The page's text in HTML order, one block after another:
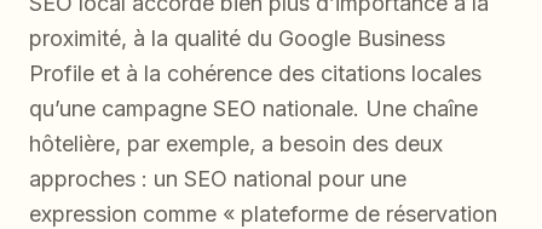
proximité, à la qualité du Google Business
Profile et à la cohérence des citations locales
qu’une campagne SEO nationale. Une chaîne
hôtelière, par exemple, a besoin des deux
approches : un SEO national pour une
expression comme « plateforme de réservation